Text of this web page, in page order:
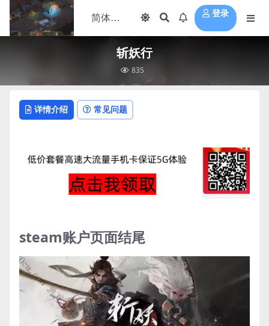
登录
斩妖行
835
详情介绍 常见问题
steam账户页面结尾